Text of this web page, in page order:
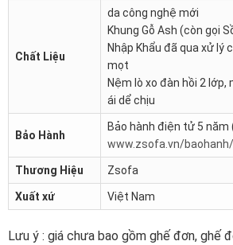
Chất Liệu
da công nghệ mới
Khung Gỗ Ash (còn gọi
Nhập Khẩu đã qua xử lý
mọt
Nệm lò xo đàn hồi 2
ái dể chịu
Bảo Hành
Bảo hành điện tử 5 năm
www.zsofa.vn/baohanh/
Thương Hiệu Zsofa
Xuất xứ Việt Nam
Lưu ý : giá chưa bao gồm ghế đơn, ghế